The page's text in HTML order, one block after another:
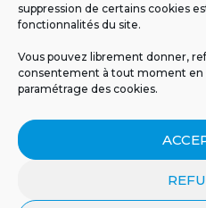
suppression de certains cookies
fonctionnalités du site.
Vous pouvez librement donner,
consentement à tout moment en
paramétrage des cookies.
MENTIONS LÉGALES
NOS ÉMISSIONS
CONTACT